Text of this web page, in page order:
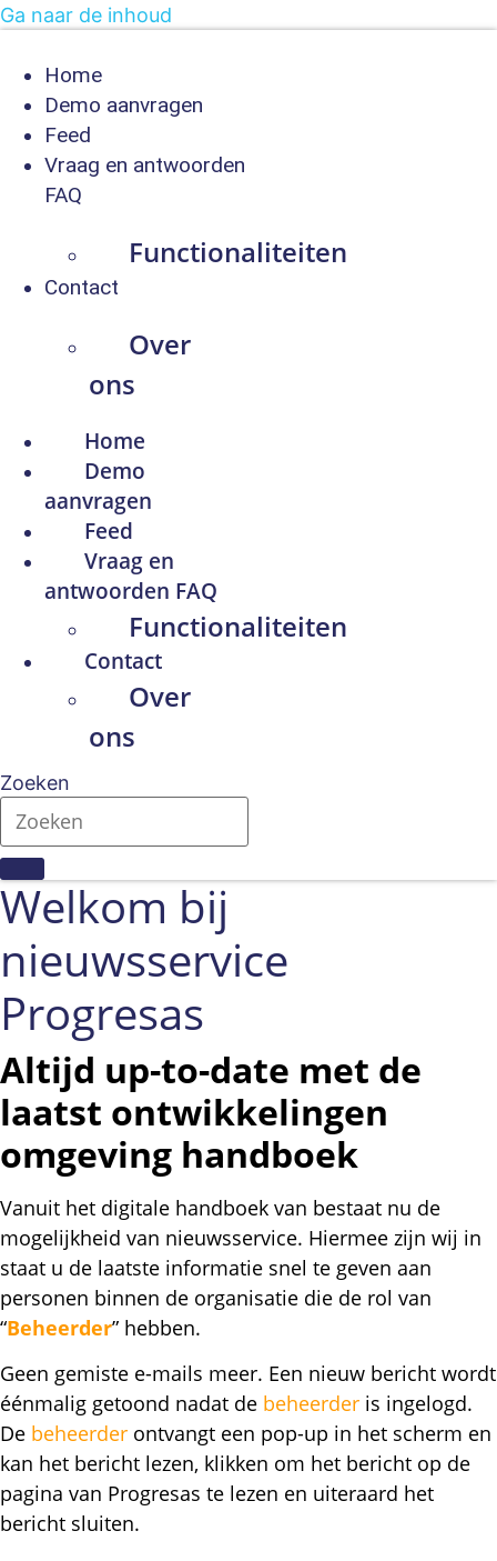
Ga naar de inhoud
Home
Demo aanvragen
Feed
Vraag en antwoorden
FAQ
Functionaliteiten
Contact
Over
ons
Home
Demo
aanvragen
Feed
Vraag en
antwoorden FAQ
Functionaliteiten
Contact
Over
ons
Zoeken
Welkom bij
nieuwsservice
Progresas
Altijd up-to-date met de
laatst ontwikkelingen
omgeving handboek
Vanuit het digitale handboek van bestaat nu de
mogelijkheid van nieuwsservice. Hiermee zijn wij in
staat u de laatste informatie snel te geven aan
personen binnen de organisatie die de rol van
“Beheerder” hebben.
Geen gemiste e-mails meer. Een nieuw bericht wordt
éénmalig getoond nadat de beheerder is ingelogd.
De beheerder ontvangt een pop-up in het scherm en
kan het bericht lezen, klikken om het bericht op de
pagina van Progresas te lezen en uiteraard het
bericht sluiten.